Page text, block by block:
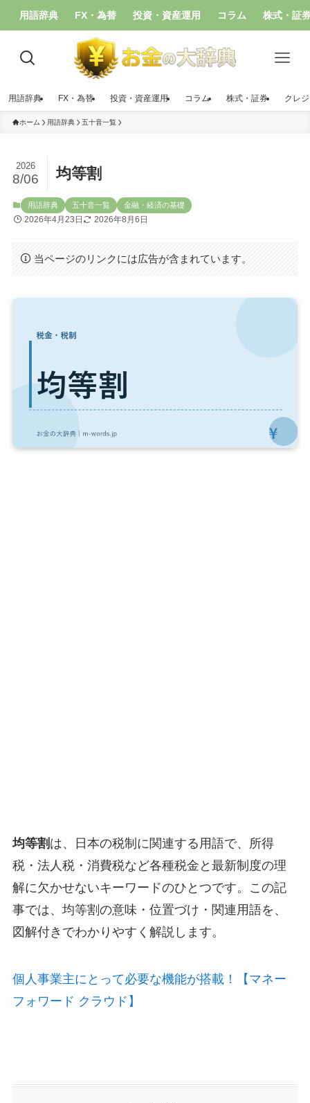
用語辞典 FX・為替 投資・資産運用 コラム 株式・証
用語辞典 FX・為替 投資・資産運用 コラム 株式・証券 クレ
ホーム 用語辞典 五十音一覧
均等割
2026
8/06
用語辞典 五十音一覧 金融・経済の基礎
2026年4月23日 2026年8月6日
当ページのリンクには広告が含まれています。
均等割 は、日本の税制に関連する用語で、所得
税・法人税・消費税など各種税金と最新制度の理
解に欠かせないキーワードのひとつです。この記
事では、均等割の意味・位置づけ・関連用語を、
図解付きでわかりやすく解説します。
個人事業主にとって必要な機能が搭載！【マネー
フォワード クラウド】